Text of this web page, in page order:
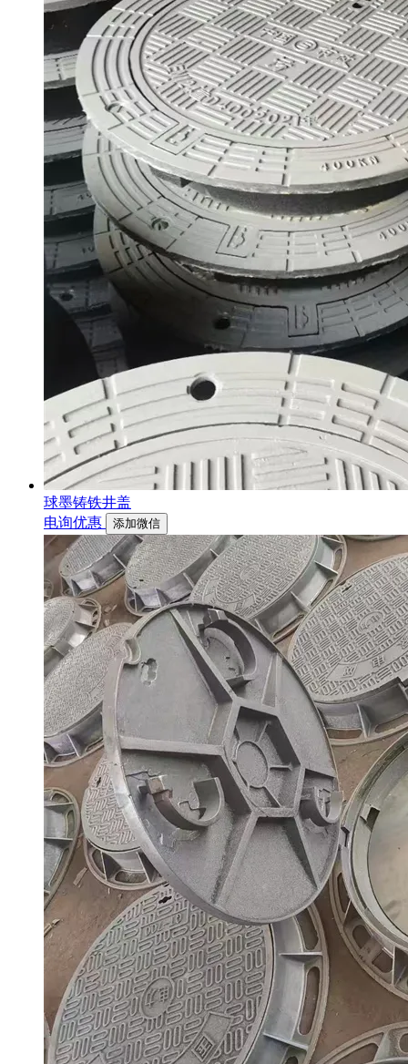
球墨铸铁井盖
电询优惠
添加微信